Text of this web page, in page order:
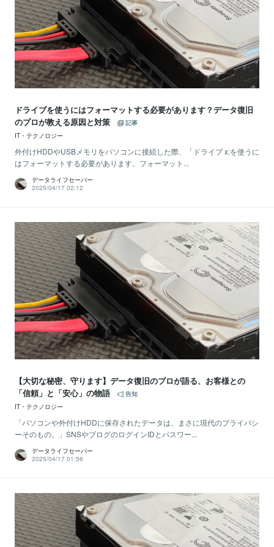
ドライブを使うにはフォーマットする必要があります？データ復旧
のプロが教える原因と対策
記事
IT・テクノロジー
外付けHDDやUSBメモリをパソコンに接続した際、「ドライブ x:を使うに
はフォーマットする必要があります。フォーマット...
データライフセーバー
2025/04/17 02:12
【大切な秘密、守ります】データ復旧のプロが語る、お客様との
「信頼」と「安心」の物語
告知
IT・テクノロジー
「パソコンや外付けHDDに保存されたデータは、まさに現代のプライバシ
ーそのもの。」SNSやブログのログインIDとパスワー...
データライフセーバー
2025/04/17 01:56